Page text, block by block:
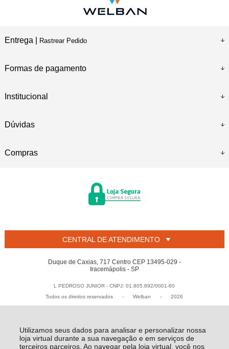
Utilizamos seus dados para analisar e personalizar nossa
loja virtual durante a sua navegação e em serviços de
terceiros parceiros. Ao navegar pela loja virtual, você nos
Entrega | Rastrear Pedido
Formas de pagamento
Institucional
Dúvidas
Compras
CENTRAL DE ATENDIMENTO
Duque de Caxias, 717 Centro CEP 13495-029 -
Iracemápolis - SP
L PEDROSO JUNIOR - CNPJ: 01.805.892/0001-60
Todos os direitos reservados
- Welban - 2026